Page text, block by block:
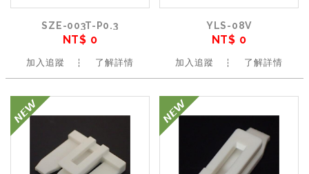
SZE-003T-P0.3
NT$ 0
加入追蹤 了解詳情
YLS-08V
NT$ 0
加入追蹤 了解詳情